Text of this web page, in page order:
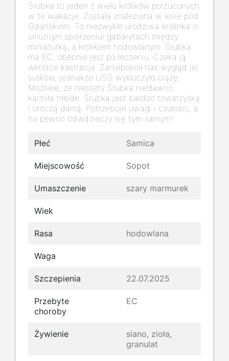
Śrubka to jeden z wielu królików porzuconych
w te wakacje. Została znaleziona w lesie pod
Gdańskiem. To niezwykle urodziwa królinka o
smutnym spojrzeniui gabarytach między
miniaturką, a królikiem hodowlanym. Śrubka
ma EC, obecnie jest po leczeniu. Czeka ją
wkrótce kastracja. Zaniepokoił nas wygląd jej
sutków, jednakże USG wykluczyło ciążę.
Możliwe, że niestety Śrubka niedawno
karmiła młode. Śrubka jest bardzo towarzyską
i uroczą damą. Potrzebuje uwagi i czułości, a
na pewno odwdzieczy się tym samym!
Płeć Samica
Miejscowość Sopot
Umaszczenie szary marmurek
Wiek
Rasa hodowlana
Waga
Szczepienia 22.07.2025
Przebyte
choroby
EC
Żywienie
siano, zioła,
granulat